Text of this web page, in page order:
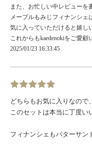
また、お忙しい中レビューを
メープルもみじフィナンシェ
気に入っていただけると嬉し
これからもkaedenokiをご愛
2025/01/23 16:33:45
どちらもお気に入りなので、
このセットは本当に丁度い
フィナンシェもバターサン